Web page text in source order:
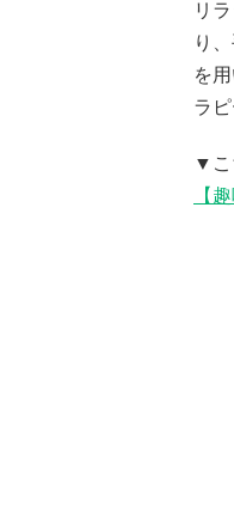
リ
り
を
ラ
▼こ
【